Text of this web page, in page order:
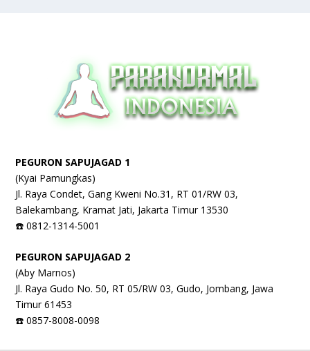
PEGURON SAPUJAGAD 1
(Kyai Pamungkas)
Jl. Raya Condet, Gang Kweni No.31, RT 01/RW 03,
Balekambang, Kramat Jati, Jakarta Timur 13530
☎️ 0812-1314-5001
PEGURON SAPUJAGAD 2
(Aby Marnos)
Jl. Raya Gudo No. 50, RT 05/RW 03, Gudo, Jombang, Jawa
Timur 61453
☎️ 0857-8008-0098